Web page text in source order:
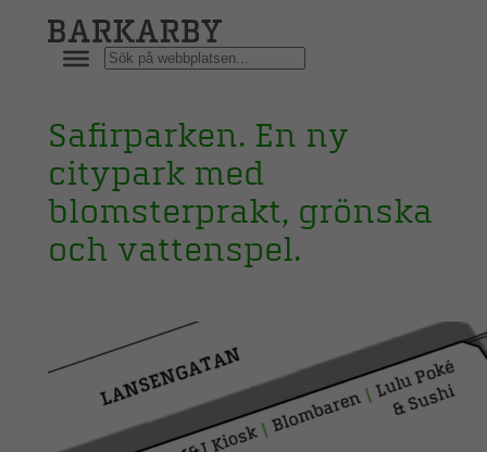
Hoppa
Sök
Safirparken. En ny
citypark med
blomsterprakt, grönska
och vattenspel.